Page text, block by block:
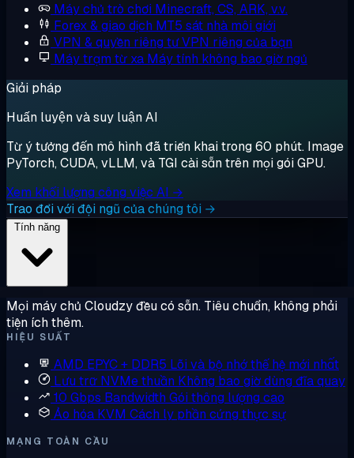
Máy chủ trò chơi Minecraft, CS, ARK, v.v.
Forex & giao dịch MT5 sát nhà môi giới
VPN & quyền riêng tưVPN riêng của bạn
Máy trạm từ xa Máy tính không bao giờ ngủ
Giải pháp
Huấn luyện và suy luận AI
Từ ý tưởng đến mô hình đã triển khai trong 60 phút. Image
PyTorch, CUDA, vLLM, và TGI cài sẵn trên mọi gói GPU.
Xem khối lượng công việc AI →
Trao đổi với đội ngũ của chúng tôi →
Mọi máy chủ Cloudzy đều có sẵn. Tiêu chuẩn, không phải
tiện ích thêm.
HIỆU SUẤT
AMD EPYC + DDR5 Lõi và bộ nhớ thế hệ mới nhất
Lưu trữ NVMe thuần Không bao giờ dùng đĩa quay
10 Gbps Bandwidth Gói thông lượng cao
Ảo hóa KVM Cách ly phần cứng thực sự
MẠNG TOÀN CẦU